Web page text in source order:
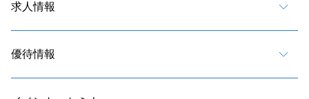
求人情報
優待情報